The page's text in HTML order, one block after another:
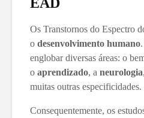
EAD
Os Transtornos do Espectro
o desenvolvimento humano
englobar diversas áreas: o
o aprendizado, a neurologia
muitas outras especificidades.
Consequentemente, os